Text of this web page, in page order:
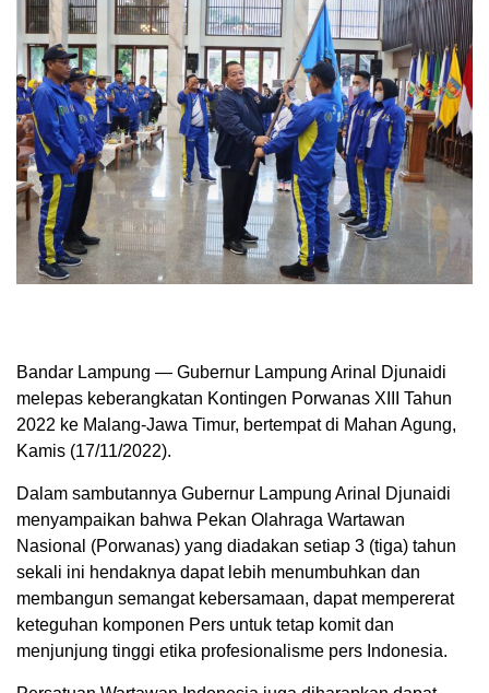
Bandar Lampung — Gubernur Lampung Arinal Djunaidi
melepas keberangkatan Kontingen Porwanas XIII Tahun
2022 ke Malang-Jawa Timur, bertempat di Mahan Agung,
Kamis (17/11/2022).
Dalam sambutannya Gubernur Lampung Arinal Djunaidi
menyampaikan bahwa Pekan Olahraga Wartawan
Nasional (Porwanas) yang diadakan setiap 3 (tiga) tahun
sekali ini hendaknya dapat lebih menumbuhkan dan
membangun semangat kebersamaan, dapat mempererat
keteguhan komponen Pers untuk tetap komit dan
menjunjung tinggi etika profesionalisme pers Indonesia.